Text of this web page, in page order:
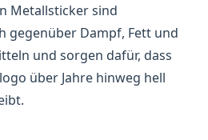
Metallsticker sind
gegenüber Dampf, Fett und
und sorgen dafür, dass
über Jahre hinweg hell